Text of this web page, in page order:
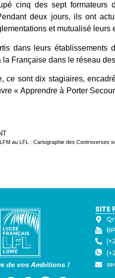
cinq des sept formateurs
deux jours, ils ont
et mutualisé leurs
dans leurs
la Française dans le réseau
ce sont dix stagiaires,
« Apprendre à Porter
de vos Ambitions !
SITE